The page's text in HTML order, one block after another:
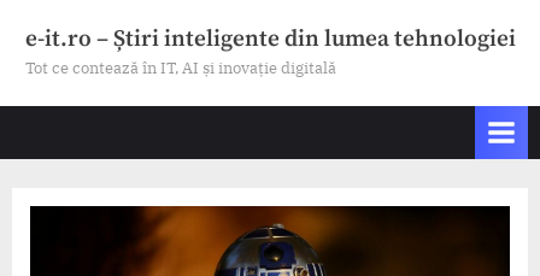
e-it.ro – Știri inteligente din lumea tehnologiei
Tot ce contează în IT, AI și inovație digitală